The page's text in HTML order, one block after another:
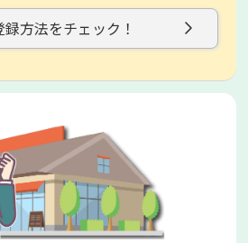
録方法をチェック！